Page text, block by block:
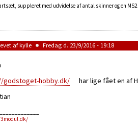
suppleret med udvidelse af antal skinner og en
afkylle Fredag d. 23/9/2016 - 19:18
godstoget-hobby.dk/ har lige fået en af